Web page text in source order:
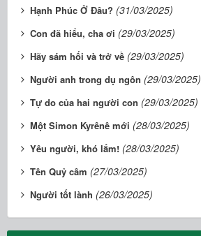
Hạnh Phúc Ở Đâu? (31/03/2025)
Con đã hiểu, cha ơi (29/03/2025)
Hãy sám hối và trở về (29/03/2025)
Người anh trong dụ ngôn (29/03/2025)
Tự do của hai người con (29/03/2025)
Một Simon Kyrênê mới (28/03/2025)
Yêu người, khó lắm! (28/03/2025)
Tên Quỷ câm (27/03/2025)
Người tốt lành (26/03/2025)